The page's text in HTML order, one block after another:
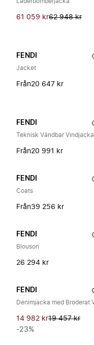
61 059 kr62 948 kr
FENDI
Jacket
Från20 647 kr
FENDI
Teknisk Vändbar Vindjacka
Från20 991 kr
FENDI
Coats
Från39 256 kr
FENDI
Blouson
26 294 kr
FENDI
14 982 kr19 457 kr
-23%